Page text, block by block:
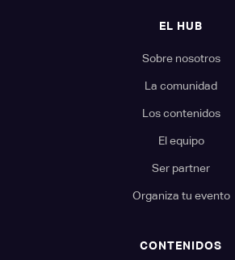
EL HUB
Sobre nosotros
La comunidad
Los contenidos
El equipo
Ser partner
Organiza tu evento
CONTENIDOS